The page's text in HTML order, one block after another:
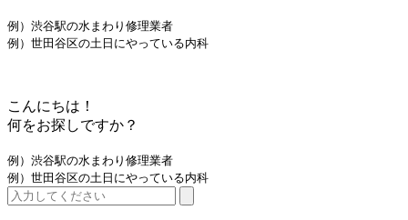
例）渋谷駅の水まわり修理業者
例）世田谷区の土日にやっている内科
こんにちは！
何をお探しですか？
例）渋谷駅の水まわり修理業者
例）世田谷区の土日にやっている内科